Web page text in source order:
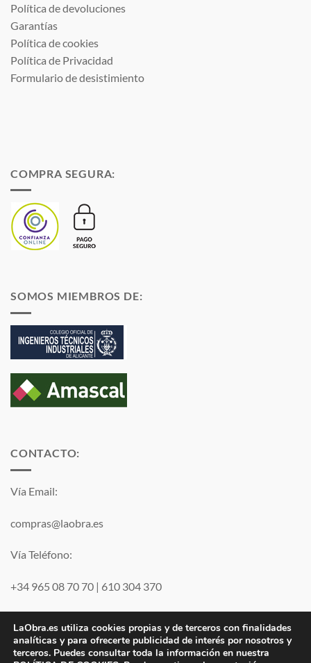
Política de devoluciones
Garantías
Política de cookies
Política de Privacidad
Formulario de desistimiento
COMPRA SEGURA:
SOMOS MIEMBROS DE:
CONTACTO:
Vía Email:
compras@laobra.es
Vía Teléfono:
+34 965 08 70 70 | 610 304 370
LaObra.es utiliza cookies propias y de terceros con finalidades
analíticas y para ofrecerte publicidad de interés por nosotros y
terceros. Puedes consultar toda la información en nuestra